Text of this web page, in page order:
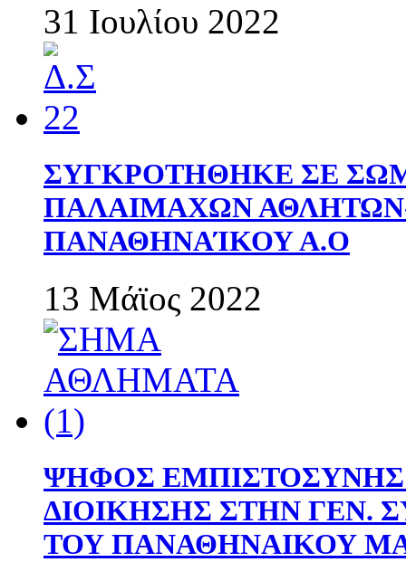
31 Ιουλίου 2022
ΣΥΓΚΡΟΤΗΘΗΚΕ ΣΕ
ΠΑΛΑΙΜΑΧΩΝ
ΠΑΝΑΘΗΝΑΊΚΟΥ Α.Ο
13 Μάϊος 2022
ΨΗΦΟΣ
ΔΙΟΙΚΗΣΗΣ ΣΤΗΝ ΓΕΝ.
ΤΟΥ ΠΑΝΑΘΗΝΑΙΚΟΥ